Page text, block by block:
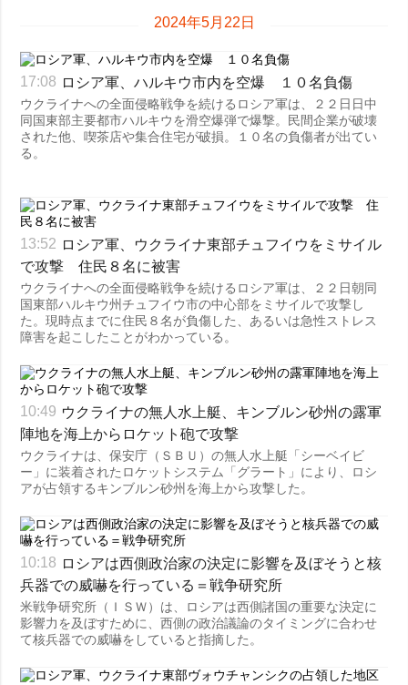
2024年5月22日
17:08 ロシア軍、ハルキウ市内を空爆 １０名負傷
ウクライナへの全面侵略戦争を続けるロシア軍は、２２日日中
同国東部主要都市ハルキウを滑空爆弾で爆撃。民間企業が破壊
された他、喫茶店や集合住宅が破損。１０名の負傷者が出てい
る。
13:52 ロシア軍、ウクライナ東部チュフイウをミサイル
で攻撃 住民８名に被害
ウクライナへの全面侵略戦争を続けるロシア軍は、２２日朝同
国東部ハルキウ州チュフイウ市の中心部をミサイルで攻撃し
た。現時点までに住民８名が負傷した、あるいは急性ストレス
障害を起こしたことがわかっている。
10:49 ウクライナの無人水上艇、キンブルン砂州の露軍
陣地を海上からロケット砲で攻撃
ウクライナは、保安庁（ＳＢＵ）の無人水上艇「シーベイビ
ー」に装着されたロケットシステム「グラート」により、ロシ
アが占領するキンブルン砂州を海上から攻撃した。
10:18 ロシアは西側政治家の決定に影響を及ぼそうと核
兵器での威嚇を行っている＝戦争研究所
米戦争研究所（ＩＳＷ）は、ロシアは西側諸国の重要な決定に
影響力を及ぼすために、西側の政治議論のタイミングに合わせ
て核兵器での威嚇をしていると指摘した。